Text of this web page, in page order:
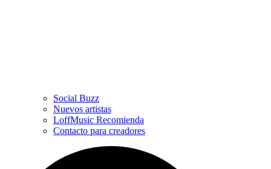
Social Buzz
Nuevos artistas
LoffMusic Recomienda
Contacto para creadores